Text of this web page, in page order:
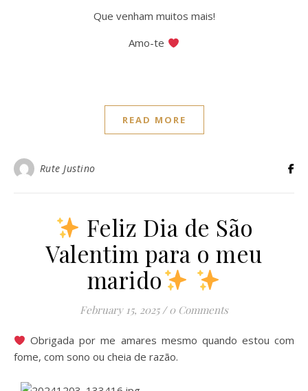
Que venham muitos mais!
Amo-te
READ MORE
Rute Justino
Feliz Dia de São
Valentim para o meu
marido
February 15, 2025 / 0 Comments
Obrigada por me amares mesmo quando estou com
fome, com sono ou cheia de razão.